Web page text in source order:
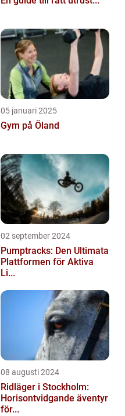
05 januari 2025
Gym på Öland
02 september 2024
Pumptracks: Den Ultimata
Plattformen för Aktiva
Li...
08 augusti 2024
Ridläger i Stockholm:
Horisontvidgande äventyr
för...